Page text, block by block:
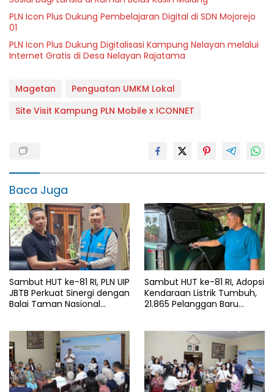
PLN Icon Plus Dukung Pembelajaran Digital di SDN Mojorejo
01
PLN Icon Plus Dukung Digitalisasi Kampung Nelayan melalui
Internet Gratis di Desa Nelayan Rajatama
Magetan
Penguatan UMKM Lokal
Site Visit Kampung PLN Mobile x ICONNET
Baca Juga
Sambut HUT ke-81 RI, PLN UIP
JBTB Perkuat Sinergi dengan
Balai Taman Nasional
kV Paiton–
Watudodol/Kalipuro
Sambut HUT ke-81 RI, Adopsi
Kendaraan Listrik Tumbuh,
21.865 Pelanggan Baru